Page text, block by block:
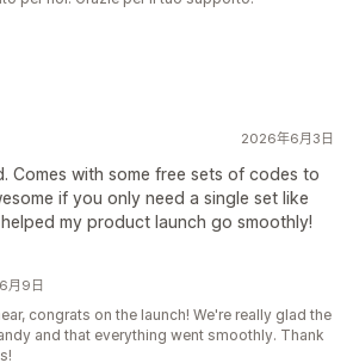
2026年6月3日
Comes with some free sets of codes to
if you only need a single set like
my product launch go smoothly!
月9日
congrats on the launch! We're really glad the
and that everything went smoothly. Thank